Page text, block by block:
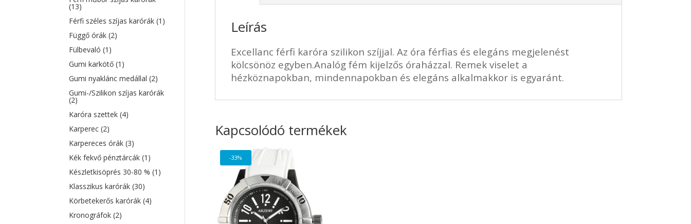
Leírás
Excellanc férfi karóra szilikon szíjjal. Az óra férfias és elegáns megjelenést
kölcsönöz egyben.Analóg fém kijelzős óraházzal. Remek viselet a
hézköznapokban, mindennapokban és elegáns alkalmakkor is egyaránt.
Kapcsolódó termékek
-33%
(13)
Férfi széles szíjas karórák(1)
Függő órák(2)
Fülbevaló(1)
Gumi karkötő(1)
Gumi nyaklánc medállal(2)
Gumi-/Szilikon szíjas karórák
(2)
Karóra szettek(4)
Karperec(2)
Karpereces órák(3)
Kék fekvő pénztárcák(1)
Készletkisöprés 30-80 %(1)
Klasszikus karórák(30)
Körbetekerős karórák(4)
Kronográfok(2)